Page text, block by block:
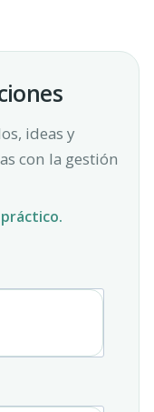
ideas y
con la gestión